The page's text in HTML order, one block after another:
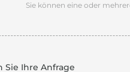
Sie können eine oder
Ihre Anfrage